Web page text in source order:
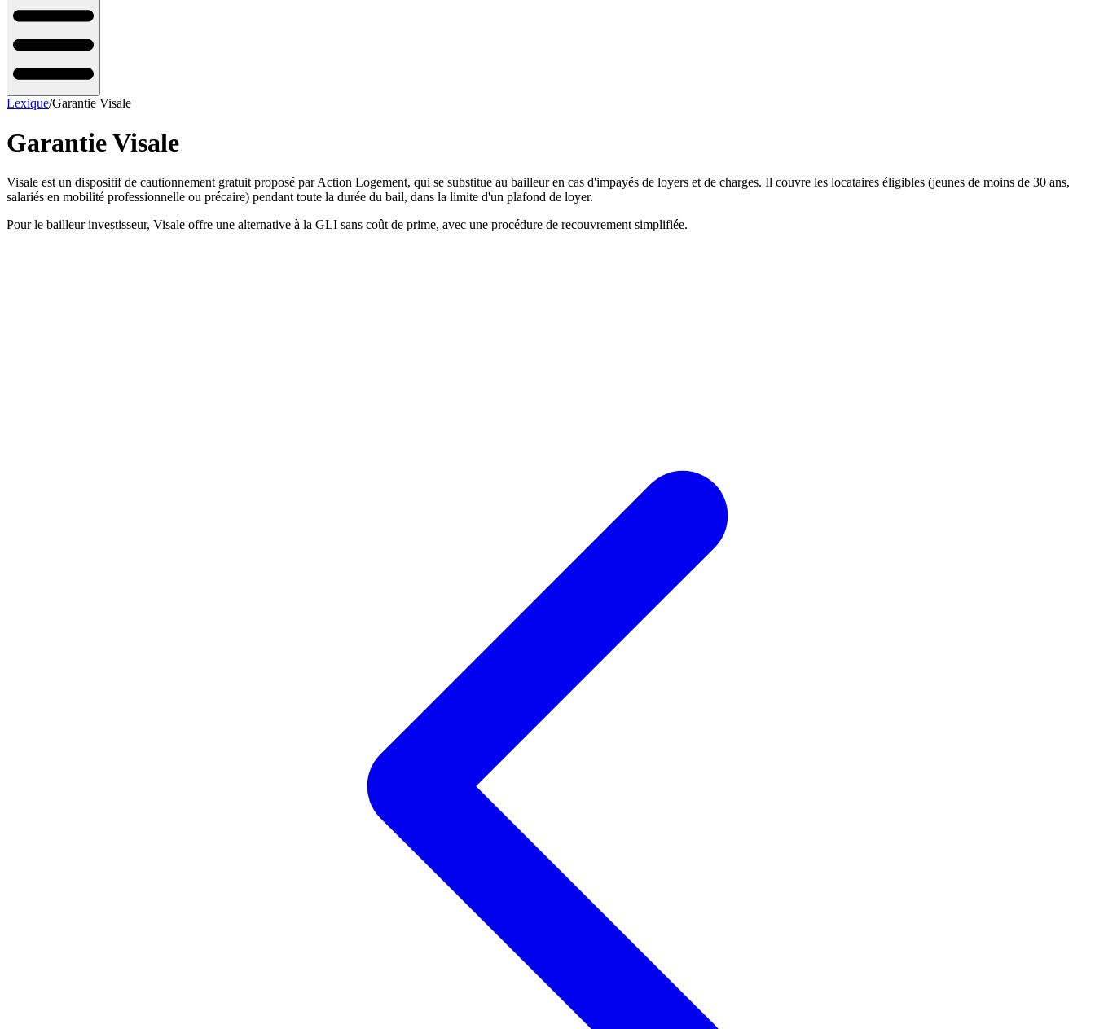
Lexique/Garantie Visale
Garantie Visale
Visale est un dispositif de cautionnement gratuit proposé par Action Logement, qui se substitue au bailleur en cas d'impayés de loyers et de charges. Il couvre les locataires éligibles (jeunes de moins de 30 ans,
salariés en mobilité professionnelle ou précaire) pendant toute la durée du bail, dans la limite d'un plafond de loyer.
Pour le bailleur investisseur, Visale offre une alternative à la GLI sans coût de prime, avec une procédure de recouvrement simplifiée.